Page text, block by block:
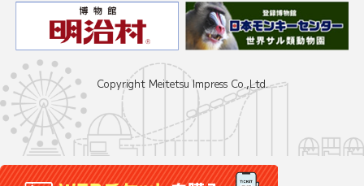
Copyright Meitetsu Impress Co.,Ltd.